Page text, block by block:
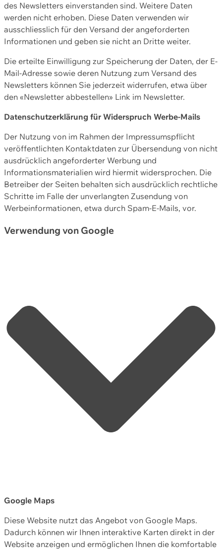
des Newsletters einverstanden sind. Weitere Daten
werden nicht erhoben. Diese Daten verwenden wir
ausschliesslich für den Versand der angeforderten
Informationen und geben sie nicht an Dritte weiter.
Die erteilte Einwilligung zur Speicherung der Daten, der E-
Mail-Adresse sowie deren Nutzung zum Versand des
Newsletters können Sie jederzeit widerrufen, etwa über
den «Newsletter abbestellen» Link im Newsletter.
Datenschutzerklärung für Widerspruch Werbe-Mails
Der Nutzung von im Rahmen der Impressumspflicht
veröffentlichten Kontaktdaten zur Übersendung von nicht
ausdrücklich angeforderter Werbung und
Informationsmaterialien wird hiermit widersprochen. Die
Betreiber der Seiten behalten sich ausdrücklich rechtliche
Schritte im Falle der unverlangten Zusendung von
Werbeinformationen, etwa durch Spam-E-Mails, vor.
Verwendung von Google
Google Maps
Diese Website nutzt das Angebot von Google Maps.
Dadurch können wir Ihnen interaktive Karten direkt in der
Website anzeigen und ermöglichen Ihnen die komfortable